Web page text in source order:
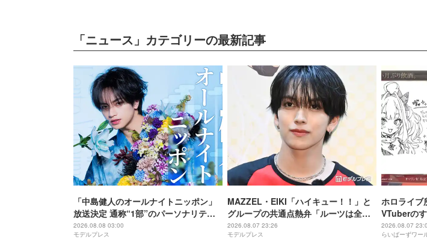
「ニュース」カテゴリーの最新記事
「中島健人のオールナイトニッポン」
放送決定 通称“1部”のパーソナリティ
初担当
2026.08.08 03:00
モデルプレス
MAZZEL・EIKI「ハイキュー！！」と
グループの共通点熱弁「ルーツは全然
違うんですけど」
2026.08.07 23:26
モデルプレス
ホロライブ
VTuberの
に気づいて
2026.08.07
らいばーずワー